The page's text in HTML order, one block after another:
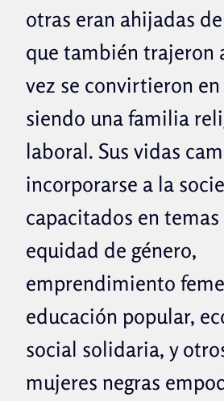
otras eran ahijadas
que también trajeron
vez se convirtieron
siendo una familia
laboral. Sus vidas
incorporarse a la
capacitados en
equidad de género,
emprendimiento
educación popular,
social solidaria, y
mujeres negras